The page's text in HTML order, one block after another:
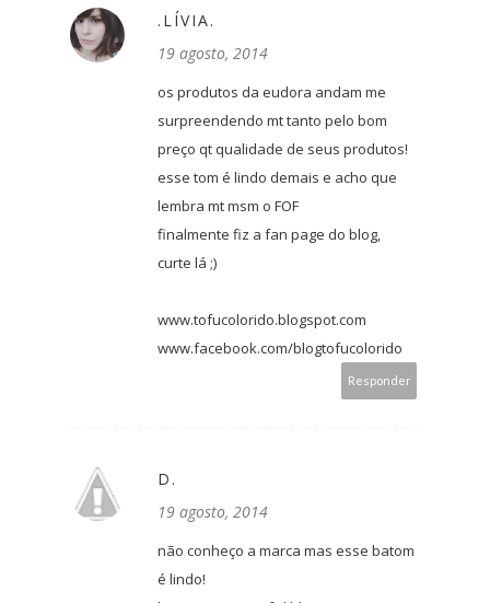
.LÍVIA.
19 agosto, 2014
os produtos da eudora andam me
surpreendendo mt tanto pelo bom
preço qt qualidade de seus produtos!
esse tom é lindo demais e acho que
lembra mt msm o FOF
finalmente fiz a fan page do blog,
curte lá ;)
www.tofucolorido.blogspot.com
www.facebook.com/blogtofucolorido
Responder
D.
19 agosto, 2014
não conheço a marca mas esse batom
é lindo!